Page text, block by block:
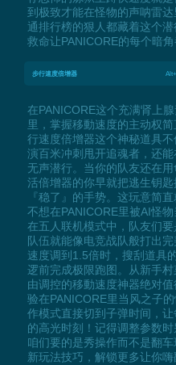
到极致才能在怪物的声呐雷
通排行榜的狠人都藏着这个
救命让PANICORE的每个暗
步行速度倍增器
在PANICORE这个充满肾上
里，掌握移動速度的主动权
行速度倍增器这个神秘道具
演百米冲刺甩开追魂者，还
无声潜行。当你的队友还在
活倍增器的你早就把逃生钥
『稳了』的手势。这玩意简
不想在PANICORE里被AI怪
在五人联机模式中，队友们
队伍就能像电竞战队般打出
速度调到1.5倍时，搜刮道具
逻前完成极限跑图。从新手
由调控的移動速度神器绝对
验在PANICORE里当风之子
作模式直接切到子弹时间，
的高光时刻！记得调整参数
咱们要的是秀操作而不是翻
新玩法技巧，解锁更多让你嗨